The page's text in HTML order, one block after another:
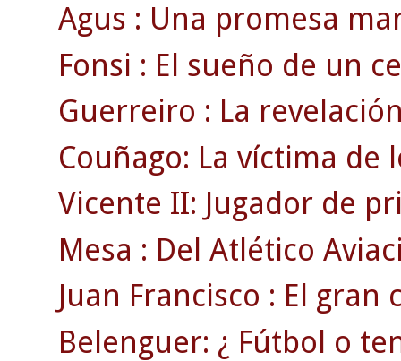
Agus : Una promesa
Fonsi : El sueño de un
Guerreiro : La
Couñago: La víctima de
Vicente II: Jugador de
Mesa : Del Atlético
Juan Francisco : El
Belenguer: ¿ Fútbol o